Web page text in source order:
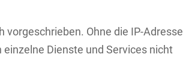
Ohne die IP-Adresse
Dienste und Services nicht